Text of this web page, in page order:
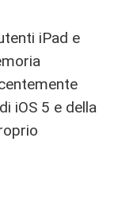
iPad e
iOS 5 e della